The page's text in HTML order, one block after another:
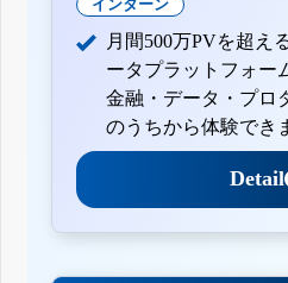
インターン
月間500万PVを超え
ータプラットフォー
金融・データ・プロ
のうちから体験でき
Detail